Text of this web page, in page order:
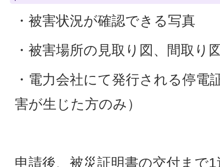
・被害状況が確認できる写真
・被害場所の見取り図、間取り
・電力会社にて発行される停電
害が生じた方のみ）
申請後、被災証明書の交付まで